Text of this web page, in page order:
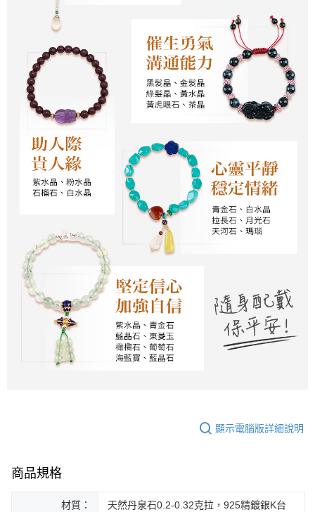
顯示電腦版詳細說明
商品規格
材質： 天然丹泉石0.2-0.32克拉，925精鍍銀K台